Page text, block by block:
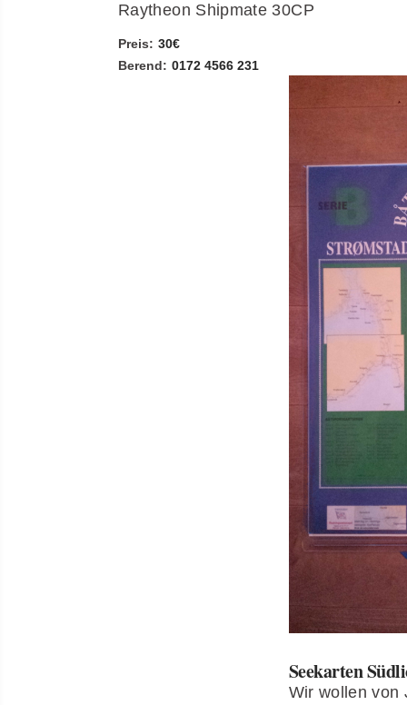
Raytheon Shipmate 30CP
Preis: 30€
Berend: 0172 4566 231
Seekarten
Wir wollen von